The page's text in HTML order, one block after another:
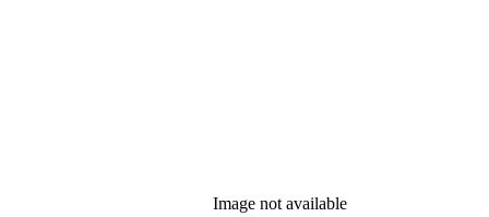
Image not available